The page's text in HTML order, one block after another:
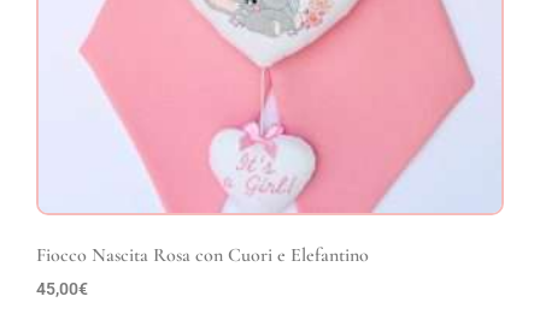
Fiocco Nascita Rosa con Cuori e Elefantino
45,00€